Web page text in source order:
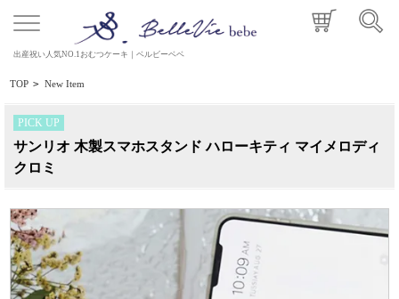
出産祝い人気NO.1おむつケーキ｜ベルビーベベ
TOP > New Item
PICK UP
サンリオ 木製スマホスタンド ハローキティ マイメロディ
クロミ